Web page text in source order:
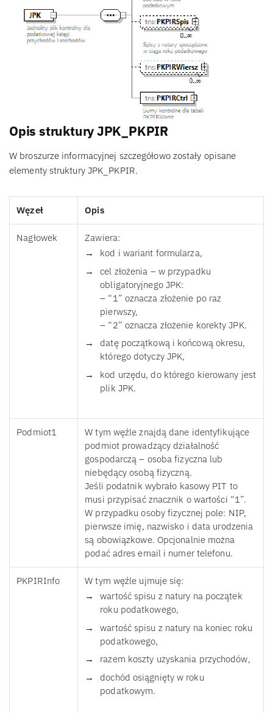
Opis struktury JPK_PKPIR
W broszurze informacyjnej szczegółowo zostały opisane
elementy struktury JPK_PKPIR.
Węzeł Opis
Nagłowek
Zawiera:
kod i wariant formularza,
cel złożenia – w przypadku
obligatoryjnego JPK:
– “1” oznacza złożenie po raz
pierwszy,
– “2” oznacza złożenie korekty JPK.
datę początkową i końcową okresu,
którego dotyczy JPK,
kod urzędu, do którego kierowany jest
plik JPK.
Podmiot1
W tym węźle znajdą dane identyfikujące
podmiot prowadzący działalność
gospodarczą – osoba fizyczna lub
niebędący osobą fizyczną.
Jeśli podatnik wybrało kasowy PIT to
musi przypisać znacznik o wartości “1”.
W przypadku osoby fizycznej pole: NIP,
pierwsze imię, nazwisko i data urodzenia
są obowiązkowe. Opcjonalnie można
podać adres email i numer telefonu.
PKPIRInfo
W tym węźle ujmuje się:
wartość spisu z natury na początek
roku podatkowego,
wartość spisu z natury na koniec roku
podatkowego,
razem koszty uzyskania przychodów,
dochód osiągnięty w roku
podatkowym.